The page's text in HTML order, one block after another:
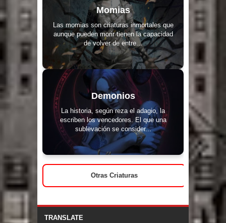
Momias
Las momias son criaturas inmortales que
aunque pueden morir tienen la capacidad
de volver de entre...
Demonios
La historia, según reza el adagio, la
escriben los vencedores. El que una
sublevación se consider...
Otras Criaturas
TRANSLATE